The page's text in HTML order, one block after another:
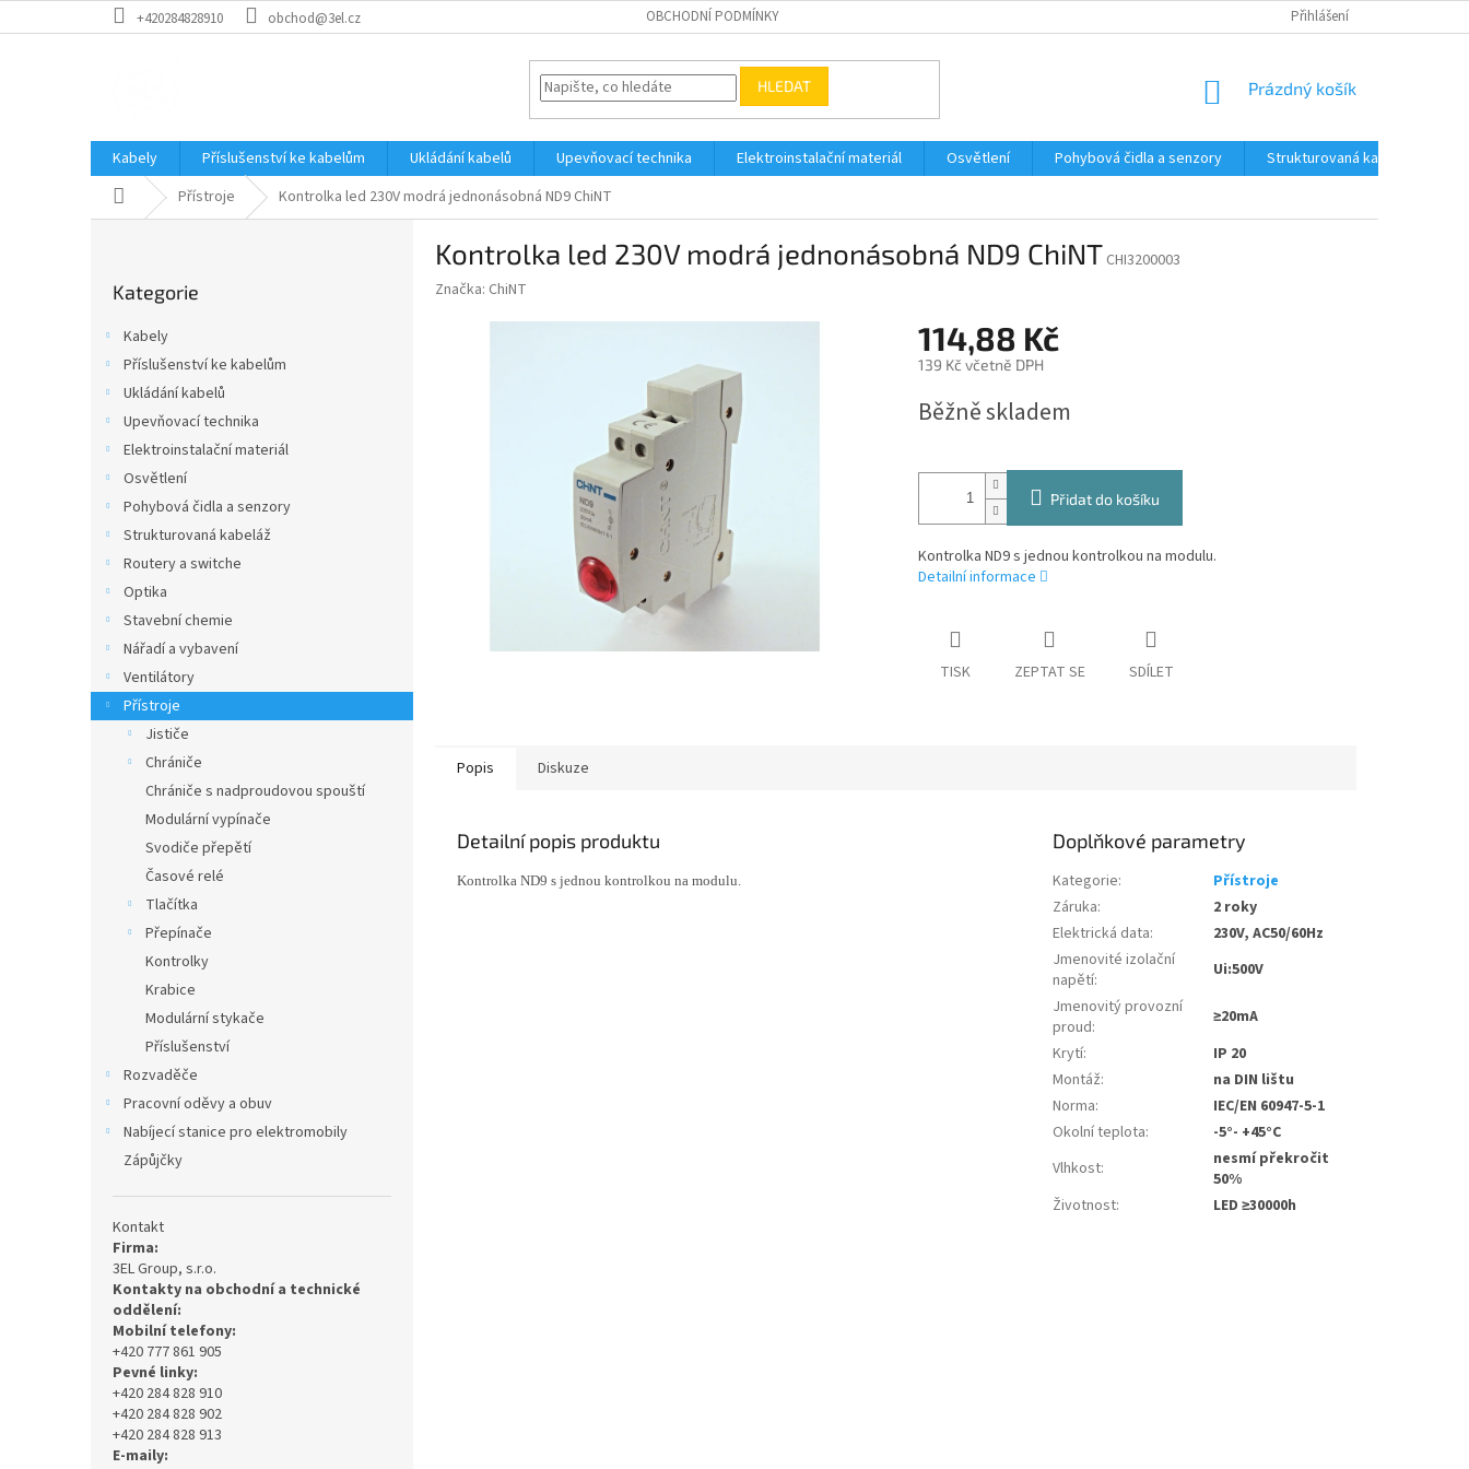
na
+420284828910 obchod@3el.cz OBCHODNÍ PODMÍNKY Přihlášení
HLEDAT
NÁKUPNÍ
Prázdný košík
Kabely Příslušenství ke kabelům Ukládání kabelů Upevňovací technika Elektroinstalační materiál Osvětlení Pohybová čidla a senzory Strukturovaná kabeláž
Domů Přístroje Kontrolka led 230V modrá jednonásobná ND9 ChiNT
kategorie
Kategorie
Kabely
Příslušenství ke kabelům
Ukládání kabelů
Upevňovací technika
Elektroinstalační materiál
Osvětlení
Pohybová čidla a senzory
Strukturovaná kabeláž
Routery a switche
Optika
Stavební chemie
Nářadí a vybavení
Ventilátory
Přístroje
Jističe
Chrániče
Chrániče s nadproudovou spouští
Modulární vypínače
Svodiče přepětí
Časové relé
Tlačítka
Přepínače
Kontrolky
Krabice
Modulární stykače
Příslušenství
Rozvaděče
Pracovní oděvy a obuv
Nabíjecí stanice pro elektromobily
Zápůjčky
Kontakt
Firma:
3EL Group, s.r.o.
Kontakty na obchodní a technické
oddělení:
Mobilní telefony:
+420 777 861 905
Pevné linky:
+420 284 828 910
+420 284 828 902
+420 284 828 913
E-maily:
Kontrolka led 230V modrá jednonásobná ND9 ChiNT CHI3200003
Značka: ChiNT
114,88 Kč
139 Kč včetně DPH
cena:
Běžně skladem
Přidat do košíku
Kontrolka ND9 s jednou kontrolkou na modulu.
Detailní informace
TISK ZEPTAT SE SDÍLET
Popis Diskuze
Detailní popis produktu
Kontrolka ND9 s jednou kontrolkou na modulu.
Doplňkové parametry
Kategorie:
Přístroje
Záruka:
2 roky
Elektrická data:
230V, AC50/60Hz
Jmenovité izolační
napětí:
Ui:500V
Jmenovitý provozní
proud:
≥20mA
Krytí:
IP 20
Montáž:
na DIN lištu
Norma:
IEC/EN 60947-5-1
Okolní teplota:
-5°- +45°C
Vlhkost:
nesmí překročit
50%
Životnost: LED ≥30000h